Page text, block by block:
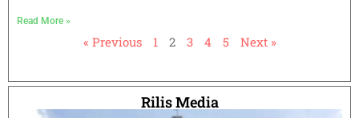
Read More »
« Previous 1 2 3 4 5 Next »
Rilis Media